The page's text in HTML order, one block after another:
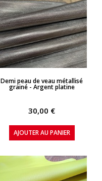
APERÇU RAPIDE
Demi peau de veau métallisé
grainé - Argent platine
30,00 €
AJOUTER AU PANIER